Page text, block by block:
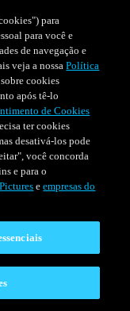
para
para você e
de navegação e
veja a nossaPolítica
cookies
após tê-lo
de Cookies
ter cookies
desativá-los pode
você concorda
e para o
eempresas do